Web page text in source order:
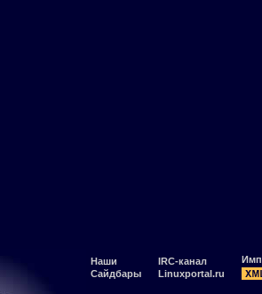
Наши
Сайдбары
IRC-канал
Linuxportal.ru